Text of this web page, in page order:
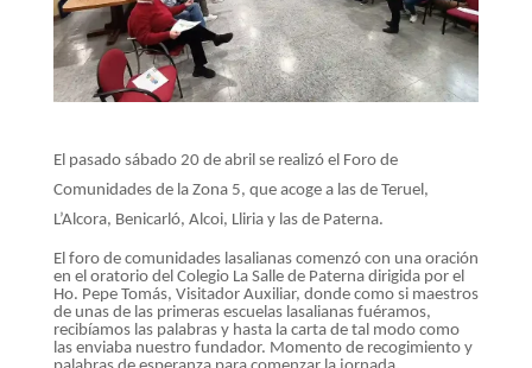
El pasado sábado 20 de abril se realizó el Foro de
Comunidades de la Zona 5, que acoge a las de Teruel,
L’Alcora, Benicarló, Alcoi, Lliria y las de Paterna.
El foro de comunidades lasalianas comenzó con una oración
en el oratorio del Colegio La Salle de Paterna dirigida por el
Ho. Pepe Tomás, Visitador Auxiliar, donde como si maestros
de unas de las primeras escuelas lasalianas fuéramos,
recibíamos las palabras y hasta la carta de tal modo como
las enviaba nuestro fundador. Momento de recogimiento y